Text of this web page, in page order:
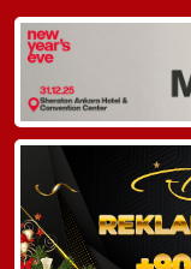
Hemen
Detaylı